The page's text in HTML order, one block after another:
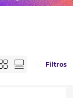
Filtros